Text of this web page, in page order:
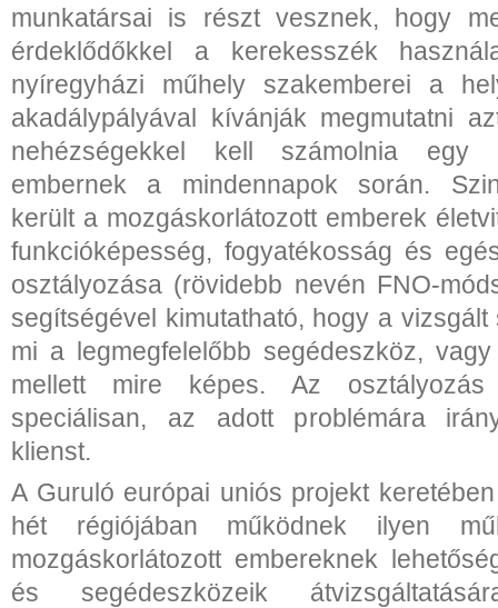
munkatársai is részt vesznek, hogy
érdeklődőkkel a kerekesszék
nyíregyházi műhely szakemberei a
akadálypályával kívánják megmutatni
nehézségekkel kell számolnia egy
embernek a mindennapok során.
került a mozgáskorlátozott emberek
funkcióképesség, fogyatékosság és
osztályozása (rövidebb nevén FNO-
segítségével kimutatható, hogy a
mi a legmegfelelőbb segédeszköz,
mellett mire képes. Az
speciálisan, az adott problémára
klienst.
A Guruló európai uniós projekt
hét régiójában működnek ilyen
mozgáskorlátozott embereknek
és segédeszközeik